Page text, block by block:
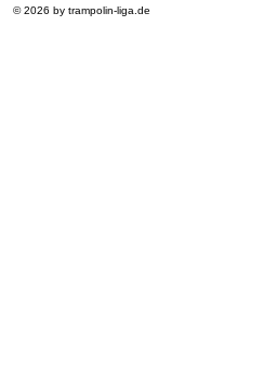
© 2026 by trampolin-liga.de